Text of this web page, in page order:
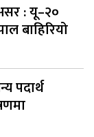
: यू–२०
बाहिरियो
पदार्थ